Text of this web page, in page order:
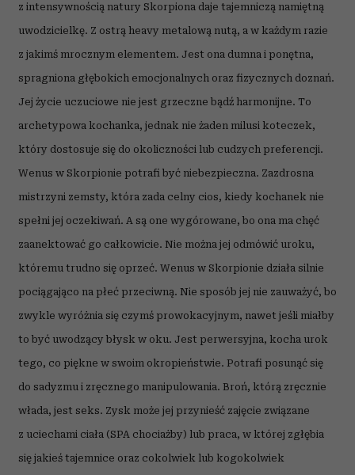
z intensywnością natury Skorpiona daje tajemniczą namiętną
uwodzicielkę. Z ostrą heavy metalową nutą, a w każdym razie
z jakimś mrocznym elementem. Jest ona dumna i ponętna,
spragniona głębokich emocjonalnych oraz fizycznych doznań.
Jej życie uczuciowe nie jest grzeczne bądź harmonijne. To
archetypowa kochanka, jednak nie żaden milusi koteczek,
który dostosuje się do okoliczności lub cudzych preferencji.
Wenus w Skorpionie potrafi być niebezpieczna. Zazdrosna
mistrzyni zemsty, która zada celny cios, kiedy kochanek nie
spełni jej oczekiwań. A są one wygórowane, bo ona ma chęć
zaanektować go całkowicie. Nie można jej odmówić uroku,
któremu trudno się oprzeć. Wenus w Skorpionie działa silnie
pociągająco na płeć przeciwną. Nie sposób jej nie zauważyć, bo
zwykle wyróżnia się czymś prowokacyjnym, nawet jeśli miałby
to być uwodzący błysk w oku. Jest perwersyjna, kocha urok
tego, co piękne w swoim okropieństwie. Potrafi posunąć się
do sadyzmu i zręcznego manipulowania. Broń, którą zręcznie
włada, jest seks. Zysk może jej przynieść zajęcie związane
z uciechami ciała (SPA chociażby) lub praca, w której zgłębia
się jakieś tajemnice oraz cokolwiek lub kogokolwiek